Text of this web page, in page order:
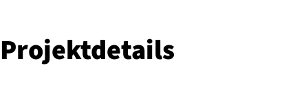
Pro­jekt­de­tails